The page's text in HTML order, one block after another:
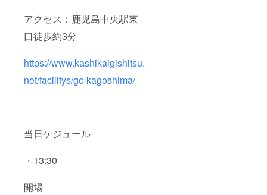
アクセス：鹿児島中央駅東
口徒歩約3分
https://www.kashikaigishitsu.
net/facilitys/gc-kagoshima/
当日ケジュール
・13:30
開場